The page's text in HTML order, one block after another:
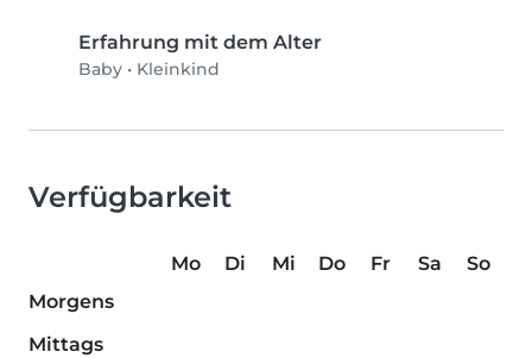
Erfahrung mit dem Alter
Baby • Kleinkind
Verfügbarkeit
Mo Di Mi Do Fr Sa
So
Morgens
Mittags